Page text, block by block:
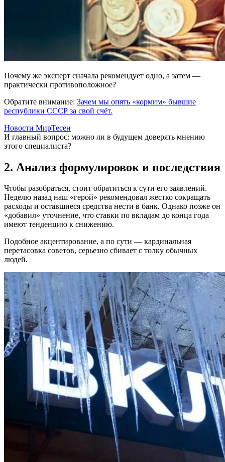
Почему же эксперт сначала рекомендует одно, а затем —
практически противоположное?
Обратите внимание: Зачем мы опять «кормим» бывшие
республики СССР за свой счёт.
Новости МирТесен
И главный вопрос: можно ли в будущем доверять мнению
этого специалиста?
2. Анализ формулировок и последствия
Чтобы разобраться, стоит обратиться к сути его заявлений.
Неделю назад наш «герой» рекомендовал жестко сокращать
расходы и оставшиеся средства нести в банк. Однако позже он
«добавил» уточнение, что ставки по вкладам до конца года
имеют тенденцию к снижению.
Подобное акцентирование, а по сути — кардинальная
перетасовка советов, серьезно сбивает с толку обычных
людей.